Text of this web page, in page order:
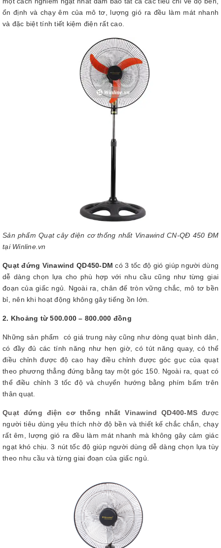
ổn định và chạy êm của mô tơ, lượng gió ra đều làm mát nhanh
và đặc biệt tính tiết kiệm điện rất cao.
Sản phẩm Quạt cây điện cơ thống nhất Vinawind CN-QĐ 450 ĐM
tại Winline.vn
Quạt đứng Vinawind QD450-DMcó 3 tốc độ gió giúp người dùng
dễ dàng chọn lựa cho phù hợp với nhu cầu cũng như từng giai
đoạn của giấc ngủ. Ngoài ra, chân đế tròn vững chắc, mô tơ bền
bỉ, nên khi hoạt động không gây tiếng ồn lớn.
2. Khoảng từ 500.000 – 800.000 đồng
Những sản phẩm có giá trung này cũng như dòng quạt bình dân,
có đầy đủ các tính năng như hẹn giờ, có tút năng quay, có thể
điều chỉnh được độ cao hay điều chỉnh được góc gục của quạt
theo phương thẳng đứng bằng tay một góc 150. Ngoài ra, quạt có
thể điều chỉnh 3 tốc độ và chuyển hướng bằng phím bấm trên
thân quạt.
Quạt đứng điện cơ thống nhất Vinawind QD400-MS được
người tiêu dùng yêu thích nhờ độ bền và thiết kế chắc chắn, chạy
rất êm, lượng gió ra đều làm mát nhanh mà không gây cảm giác
ngạt khó chịu. 3 nút tốc độ giúp người dùng dễ dàng chọn lựa tùy
theo nhu cầu và từng giai đoạn của giấc ngủ.